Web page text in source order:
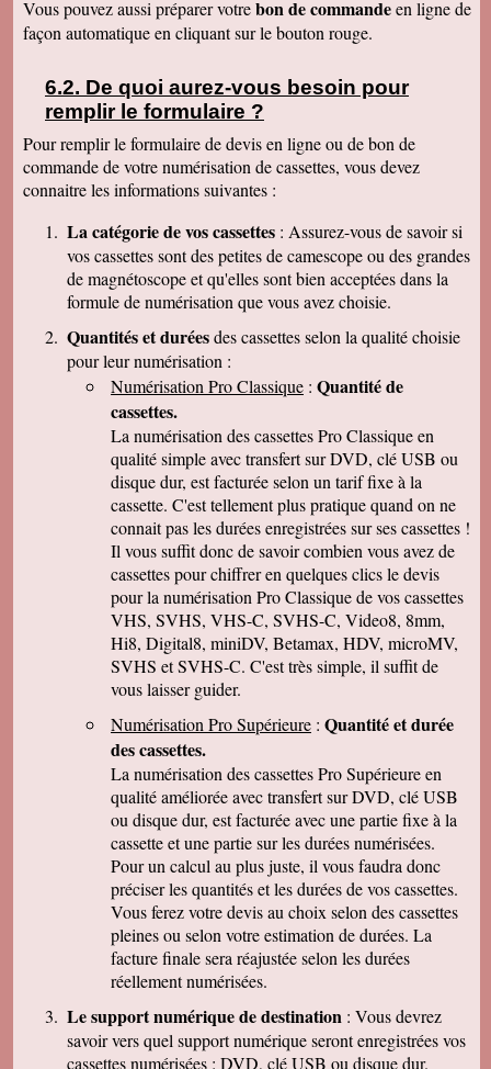
François L.
10.10) et tous les fichiers se sont ouverts.
Merci pour le chèque de remboursement. Il est
clair que j'indiquerais vos coordonnées aux
cordialement
Nicolas B.
J ai bien recu le colis. Les cd sont impeccables.
Thierry P.
j'ai bien reçu les lots de dvd ! merci de votre
travail et de votre gentillesse ! cordialement
Patrick C.
J 'ai bien reçu le colis , je suis content de votre
travail, ma famille en métropole doit vous
envoyer le reste des cassettes. Cordialement
J-Claude L.
Bonjour, je voulait vous remercier sincérement
pour le travail que avez effectuer en restituant
les films de nos cassettes mini dv sur dvd.
Vôtre travail est excellent et vôtre sérieux est
irréprochable. Nous auront d'autre cassettes a
vous envoyer prochainement. Encore merci est
désoler de vous remercier avec autant de retard
... Bonne continuation
Caroline P.
Merci pour votre professionnalisme. vous etes
une bonne adresse et ne manquerais pas de
parler de vous . Encore merci
J-Pierre B.
Tout est OK, merci! Dans l'avenir, j'aurai sans
doute encore recours à vous pour le même
genre de travail. Cordialement
Félix F.
J'ai bien reçu votre colis et vous remercie d'
avoir effectué ce travail délicat . J'ai visionné
les disquettes et suis pour ma part satisfait , je
pense que mon fils sera très heureux de
retrouver de tels souvenirs. Merci beaucoup
pour la rapidité du traitement de ma commande,
Très cordialement.
Michel J.
Bonjour merci de votre professionalisme et
exactitude si l'occasion se présente de vous
faire connaître je le ferai avec plaisir.
Cordialement
Vous pouvez aussi préparer votrebon de commandeen ligne de
façon automatique en cliquant sur le bouton rouge.
De quoi aurez-vous besoin pour
remplir le formulaire ?
Pour remplir le formulaire de devis en ligne ou de bon de
commande de votre numérisation de cassettes, vous devez
connaitre les informations suivantes :
La catégorie de vos cassettes : Assurez-vous de savoir si
vos cassettes sont des petites de camescope ou des grandes
de magnétoscope et qu'elles sont bien acceptées dans la
formule de numérisation que vous avez choisie.
Quantités et duréesdes cassettes selon la qualité choisie
pour leur numérisation :
Numérisation Pro Classique : Quantité de
cassettes.
La numérisation des cassettes Pro Classique en
qualité simple avec transfert sur DVD, clé USB ou
disque dur, est facturée selon un tarif fixe à la
cassette. C'est tellement plus pratique quand on ne
connait pas les durées enregistrées sur ses cassettes !
Il vous suffit donc de savoir combien vous avez de
cassettes pour chiffrer en quelques clics le devis
pour la numérisation Pro Classique de vos cassettes
VHS, SVHS, VHS-C, SVHS-C, Video8, 8mm,
Hi8, Digital8, miniDV, Betamax, HDV, microMV,
SVHS et SVHS-C. C'est très simple, il suffit de
vous laisser guider.
Numérisation Pro Supérieure : Quantité et durée
des cassettes.
La numérisation des cassettes Pro Supérieure en
qualité améliorée avec transfert sur DVD, clé USB
ou disque dur, est facturée avec une partie fixe à la
cassette et une partie sur les durées numérisées.
Pour un calcul au plus juste, il vous faudra donc
préciser les quantités et les durées de vos cassettes.
Vous ferez votre devis au choix selon des cassettes
pleines ou selon votre estimation de durées. La
facture finale sera réajustée selon les durées
réellement numérisées.
Le support numérique de destination : Vous devrez
savoir vers quel support numérique seront enregistrées vos
cassettes numérisées : DVD, clé USB ou disque dur.